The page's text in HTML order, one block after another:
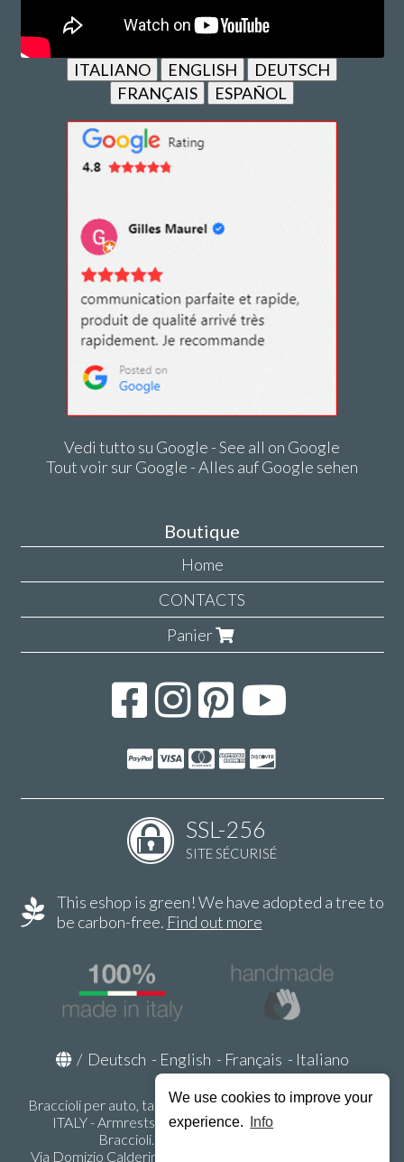
We use cookies to improve your
experience.
Info
ITALIANO ENGLISH
DEUTSCH
FRANÇAIS
ESPAÑOL
Vedi tutto su Google - See all on Google
Tout voir sur Google - Alles auf Google sehen
Boutique
Home
CONTACTS
Panier
SSL-256
SITE SÉCURISÉ
This eshop is green! We have adopted a tree to
be carbon-free. Find out more
/ Deutsch - English - Français - Italiano
Braccioli per auto, tappeti auto, accessori auto MADE IN
ITALY - Armrests, Mittelarmlehnen, Accoundoirs -
Braccioli.it - P.Iva IT02178470353
Via Domizio Calderini 8 int. 1 - 37131 Verona (VR) - Italy -